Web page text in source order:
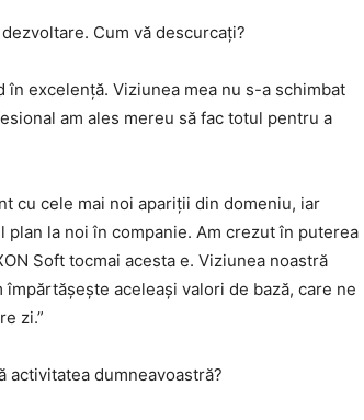
Cum vă descurcați?
în excelență. Viziunea mea nu s-a schimbat
am ales mereu să fac totul pentru a
cu cele mai noi apariții din domeniu, iar
la noi în companie. Am crezut în puterea
Soft tocmai acesta e. Viziunea noastră
aceleași valori de bază, care ne
zi.”
activitatea dumneavoastră?